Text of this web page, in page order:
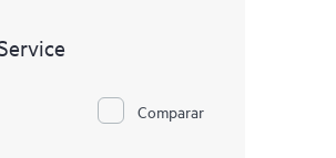
permiten a los clientes
supervisados. El servicio
impulsan la excelencia de
Comparar